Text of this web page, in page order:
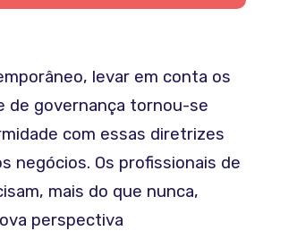
levar em conta os
de governança tornou-se
com essas diretrizes
negócios. Os profissionais de
mais do que nunca,
perspectiva